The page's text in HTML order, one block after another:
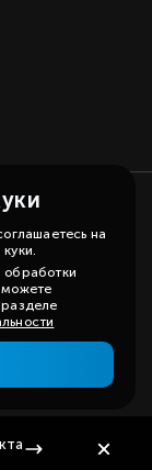
согласие и
вас
на
обработки
можете